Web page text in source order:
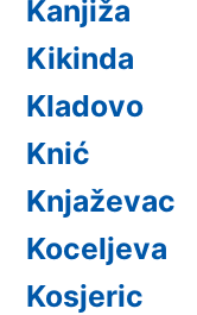
Kanjiža
Kikinda
Kladovo
Knić
Knjaževac
Koceljeva
Kosjeric